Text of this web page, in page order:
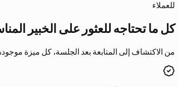
للعملاء
كل ما تحتاجه للعثور على الخبير
من الاكتشاف إلى المتابعة بعد الجلسة، كل ميزة